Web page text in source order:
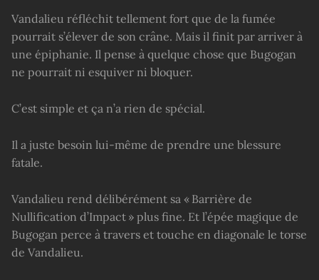
Vandalieu réfléchit tellement fort que de la fumée
pourrait s’élever de son crâne. Mais il finit par arriver à
une épiphanie. Il pense à quelque chose que Bugogan
ne pourrait ni esquiver ni bloquer.
C’est simple et ça n’a rien de spécial.
Il a juste besoin lui-même de prendre une blessure
fatale.
Vandalieu rend délibérément sa « Barrière de
Nullification d’Impact » plus fine. Et l’épée magique de
Bugogan perce à travers et touche en diagonale le torse
de Vandalieu.